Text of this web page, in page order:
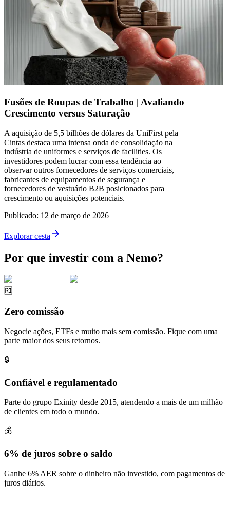
Fusões de Roupas de Trabalho | Avaliando
Crescimento versus Saturação
A aquisição de 5,5 bilhões de dólares da UniFirst pela
Cintas destaca uma intensa onda de consolidação na
indústria de uniformes e serviços de facilities. Os
investidores podem lucrar com essa tendência ao
observar outros fornecedores de serviços comerciais,
fabricantes de equipamentos de segurança e
fornecedores de vestuário B2B posicionados para
crescimento ou aquisições potenciais.
Publicado: 12 de março de 2026
Explorar cesta
Por que investir com a Nemo?
🆓
Zero comissão
Negocie ações, ETFs e muito mais sem comissão. Fique com uma
parte maior dos seus retornos.
🔒
Confiável e regulamentado
Parte do grupo Exinity desde 2015, atendendo a mais de um milhão
de clientes em todo o mundo.
💰
6% de juros sobre o saldo
Ganhe 6% AER sobre o dinheiro não investido, com pagamentos de
juros diários.